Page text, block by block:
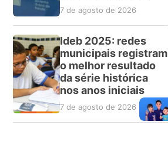
7 de agosto de 2026
Ideb 2025: redes
municipais registram
o melhor resultado
da série histórica
nos anos iniciais
7 de agosto de 2026